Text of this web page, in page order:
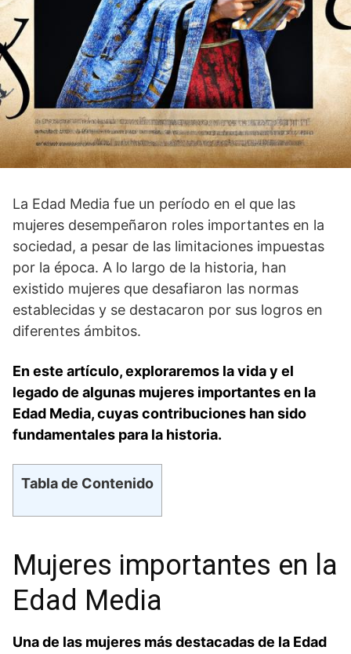
La Edad Media fue un período en el que ⁢las
mujeres ‍desempeñaron ‍roles importantes en la⁣
sociedad, a pesar de ⁤las limitaciones impuestas
por la época. A lo largo de la historia, han
existido mujeres‍ que desafiaron las normas
establecidas y se destacaron por sus logros en
diferentes ámbitos.
En este artículo, exploraremos la vida y el ​
legado de algunas mujeres importantes en⁣ la
⁢Edad Media, cuyas ⁢contribuciones han sido
fundamentales para la historia.
Tabla de Contenido
Mujeres importantes en la
Edad Media
Una de las ⁤mujeres más destacadas de la Edad